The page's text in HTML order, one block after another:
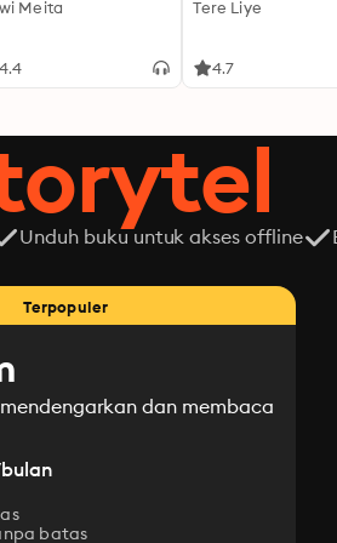
Meita
4.4
Tere Liye
4.7
Unduh buku untuk akses offline
Terpopuler
dan membaca
batas